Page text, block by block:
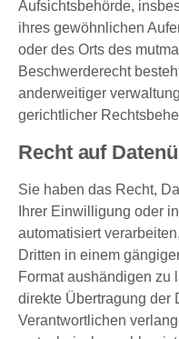
Aufsichtsbehörde,
ihres gewöhnlichen
oder des Orts des
Beschwerderecht
anderweitiger
gerichtlicher
Recht auf
Sie haben das Recht,
Ihrer Einwilligung oder
automatisiert
Dritten in einem
Format aushändigen zu
direkte Übertragung der
Verantwortlichen